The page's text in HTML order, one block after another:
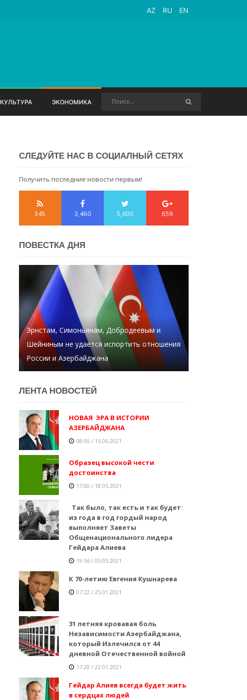
AZ RU EN
КУЛЬТУРА ЭКОНОМИКА
СЛЕДУЙТЕ НАС В СОЦИАЛНЫЙ СЕТЯХ
Получить последние новости первым!
345 3,460 5,600 659
ПОВЕСТКА ДНЯ
Эрнстам, Симоньянам, Добродеевым и
Шейниным не удается испортить отношения
России и Азербайджана
ЛЕНТA НОВОСТЕЙ
НОВАЯ ЭРА В ИСТОРИИ
АЗЕРБАЙДЖАНА
08:00 / 15.06.2021
Образец высокой чести
достоинства
17:00 / 18.05.2021
Так было, так есть и так будет:
из года в год гордый народ
выполняет Заветы
Общенационального лидера
Гейдара Алиева
19:56 / 05.05.2021
К 70-летию Евгения Кушнарева
07:22 / 25.01.2021
31 летняя кровавая боль
Независимости Азербайджана,
который Излечился от 44
дневной Отечественной войной
17:20 / 22.01.2021
Гейдар Алиев всегда будет жить
в сердцах людей